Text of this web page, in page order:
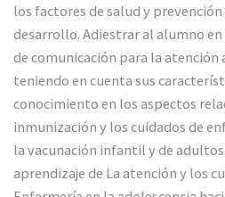
los factores de salud y
desarrollo. Adiestrar al alumno
de comunicación para la atención
teniendo en cuenta sus
conocimiento en los aspectos
inmunización y los cuidados de
la vacunación infantil y de
aprendizaje de La atención y los